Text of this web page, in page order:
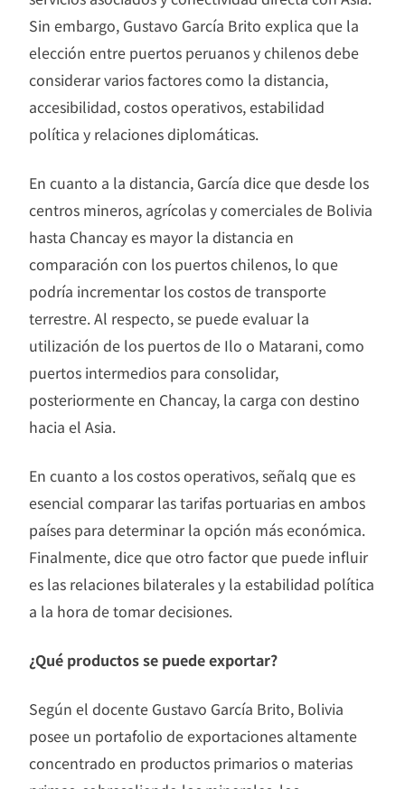
Sin embargo, Gustavo García Brito explica que la
elección entre puertos peruanos y chilenos debe
considerar varios factores como la distancia,
accesibilidad, costos operativos, estabilidad
política y relaciones diplomáticas.
En cuanto a la distancia, García dice que desde los
centros mineros, agrícolas y comerciales de Bolivia
hasta Chancay es mayor la distancia en
comparación con los puertos chilenos, lo que
podría incrementar los costos de transporte
terrestre. Al respecto, se puede evaluar la
utilización de los puertos de Ilo o Matarani, como
puertos intermedios para consolidar,
posteriormente en Chancay, la carga con destino
hacia el Asia.
En cuanto a los costos operativos, señalq que es
esencial comparar las tarifas portuarias en ambos
países para determinar la opción más económica.
Finalmente, dice que otro factor que puede influir
es las relaciones bilaterales y la estabilidad política
a la hora de tomar decisiones.
¿Qué productos se puede exportar?
Según el docente Gustavo García Brito, Bolivia
posee un portafolio de exportaciones altamente
concentrado en productos primarios o materias